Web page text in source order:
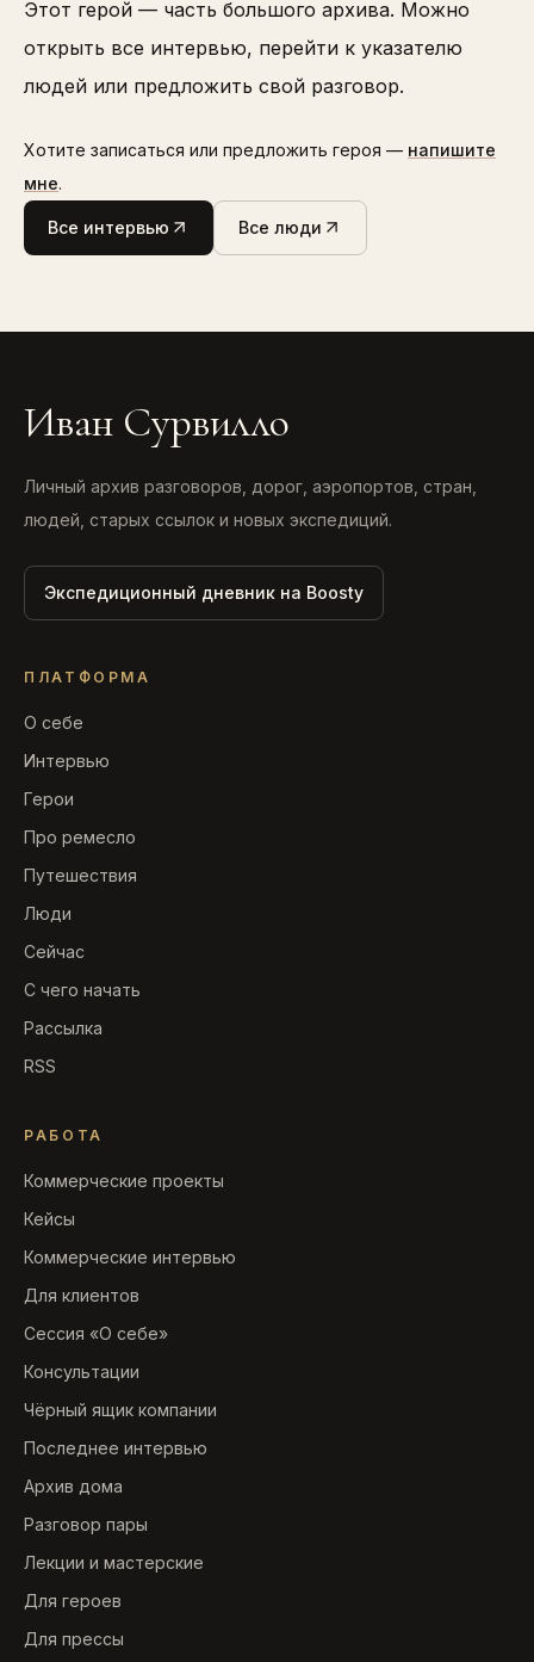
Этот герой — часть большого архива. Можно
открыть все интервью, перейти к указателю
людей или предложить свой разговор.
Хотите записаться или предложить героя — напишите
мне.
Все интервью Все люди
Иван Сурвилло
Личный архив разговоров, дорог, аэропортов, стран,
людей, старых ссылок и новых экспедиций.
Экспедиционный дневник на Boosty
ПЛАТФОРМА
О себе
Интервью
Герои
Про ремесло
Путешествия
Люди
Сейчас
С чего начать
Рассылка
RSS
РАБОТА
Коммерческие проекты
Кейсы
Коммерческие интервью
Для клиентов
Сессия «О себе»
Консультации
Чёрный ящик компании
Последнее интервью
Архив дома
Разговор пары
Лекции и мастерские
Для героев
Для прессы